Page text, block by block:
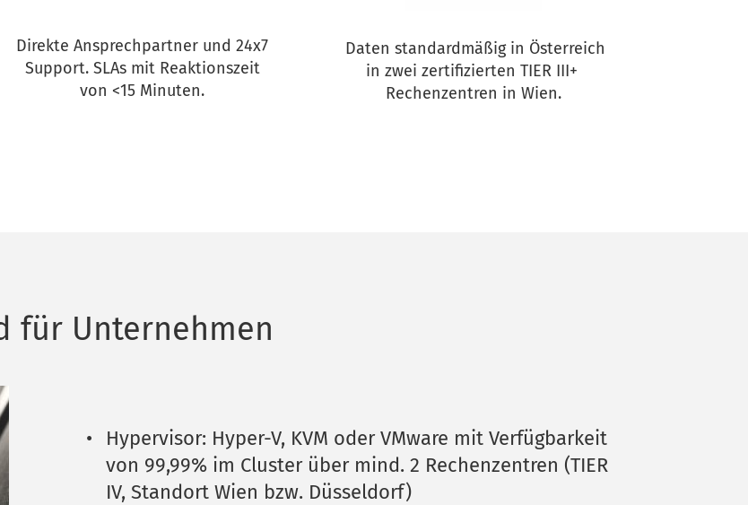
Direkte Ansprechpartner und 24x7
Support. SLAs mit Reaktionszeit
von <15 Minuten.
in zwei zertifizierten TIER III+
Rechenzentren in Wien.
für Unternehmen
Hypervisor: Hyper-V, KVM oder VMware mit Verfügbarkeit
von 99,99% im Cluster über mind. 2 Rechenzentren (TIER
IV, Standort Wien bzw. Düsseldorf)